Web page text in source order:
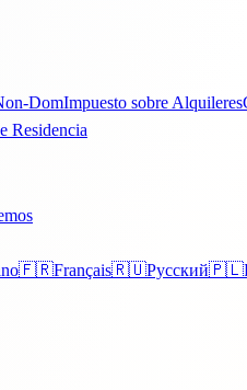
DomImpuesto sobre Alquileres
Residencia
🇫🇷Français🇷🇺Русский🇵🇱